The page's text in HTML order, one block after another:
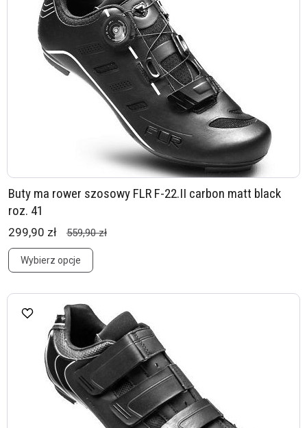
Buty ma rower szosowy FLR F-22.II carbon matt black
roz. 41
299,90 zł 559,90 zł
Wybierz opcje